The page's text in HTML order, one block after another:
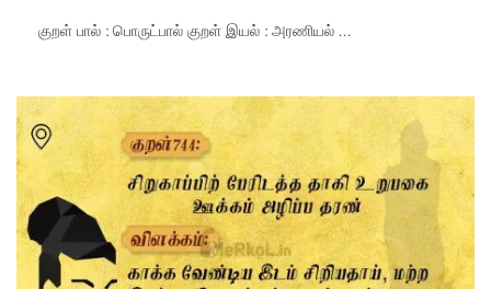
குறள் பால் : பொருட்பால் குறள் இயல் : அரணியல் ...